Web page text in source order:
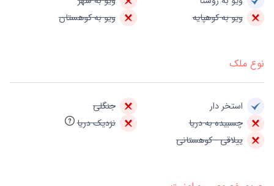
ویو به کوهپایه
ویو به کوهستان
نوع ملک
استخر دار
جنگلی
چسبیده به دریا
نزدیک دریا
ییلاقی - کوهستانی